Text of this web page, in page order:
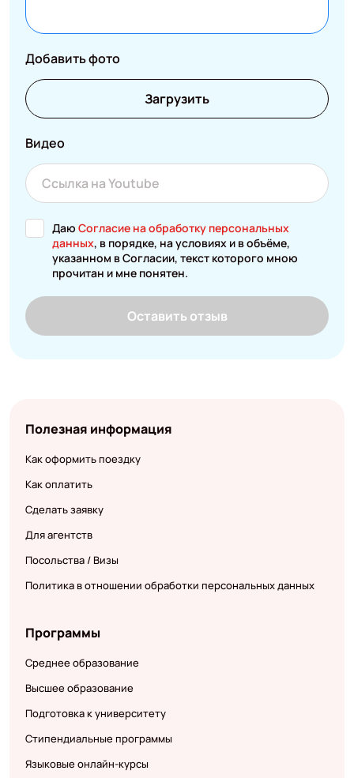
Добавить фото
Загрузить
Видео
Даю Согласие на обработку персональных
данных, в порядке, на условиях и в объёме,
указанном в Согласии, текст которого мною
прочитан и мне понятен.
Оставить отзыв
Полезная информация
Как оформить поездку
Как оплатить
Сделать заявку
Для агентств
Посольства / Визы
Политика в отношении обработки персональных данных
Программы
Среднее образование
Высшее образование
Подготовка к университету
Стипендиальные программы
Языковые онлайн-курсы